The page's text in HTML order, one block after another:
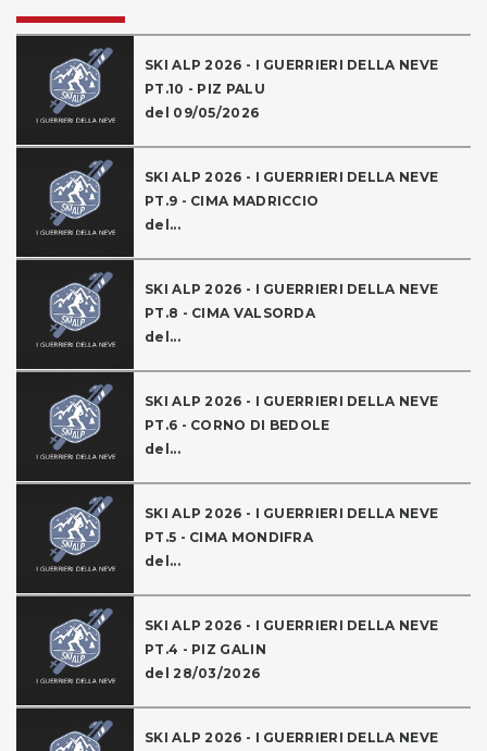
SKI ALP 2026 - I GUERRIERI DELLA NEVE
PT.10 - PIZ PALU
del 09/05/2026
SKI ALP 2026 - I GUERRIERI DELLA NEVE
PT.9 - CIMA MADRICCIO
del...
SKI ALP 2026 - I GUERRIERI DELLA NEVE
PT.8 - CIMA VALSORDA
del...
SKI ALP 2026 - I GUERRIERI DELLA NEVE
PT.6 - CORNO DI BEDOLE
del...
SKI ALP 2026 - I GUERRIERI DELLA NEVE
PT.5 - CIMA MONDIFRA
del...
SKI ALP 2026 - I GUERRIERI DELLA NEVE
PT.4 - PIZ GALIN
del 28/03/2026
SKI ALP 2026 - I GUERRIERI DELLA NEVE